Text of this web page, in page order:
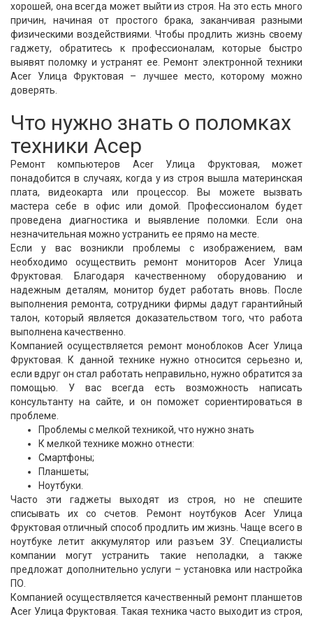
хорошей, она всегда может выйти из строя. На это есть много
причин, начиная от простого брака, заканчивая разными
физическими воздействиями. Чтобы продлить жизнь своему
гаджету, обратитесь к профессионалам, которые быстро
выявят поломку и устранят ее. Ремонт электронной техники
Acer Улица Фруктовая – лучшее место, которому можно
доверять.
Что нужно знать о поломках
техники Асер
Ремонт компьютеров Acer Улица Фруктовая, может
понадобится в случаях, когда у из строя вышла материнская
плата, видеокарта или процессор. Вы можете вызвать
мастера себе в офис или домой. Профессионалом будет
проведена диагностика и выявление поломки. Если она
незначительная можно устранить ее прямо на месте.
Если у вас возникли проблемы с изображением, вам
необходимо осуществить ремонт мониторов Acer Улица
Фруктовая. Благодаря качественному оборудованию и
надежным деталям, монитор будет работать вновь. После
выполнения ремонта, сотрудники фирмы дадут гарантийный
талон, который является доказательством того, что работа
выполнена качественно.
Компанией осуществляется ремонт моноблоков Acer Улица
Фруктовая. К данной технике нужно относится серьезно и,
если вдруг он стал работать неправильно, нужно обратится за
помощью. У вас всегда есть возможность написать
консультанту на сайте, и он поможет сориентироваться в
проблеме.
Проблемы с мелкой техникой, что нужно знать
К мелкой технике можно отнести:
Смартфоны;
Планшеты;
Ноутбуки.
Часто эти гаджеты выходят из строя, но не спешите
списывать их со счетов. Ремонт ноутбуков Acer Улица
Фруктовая отличный способ продлить им жизнь. Чаще всего в
ноутбуке летит аккумулятор или разъем ЗУ. Специалисты
компании могут устранить такие неполадки, а также
предложат дополнительно услуги – установка или настройка
ПО.
Компанией осуществляется качественный ремонт планшетов
Acer Улица Фруктовая. Такая техника часто выходит из строя,